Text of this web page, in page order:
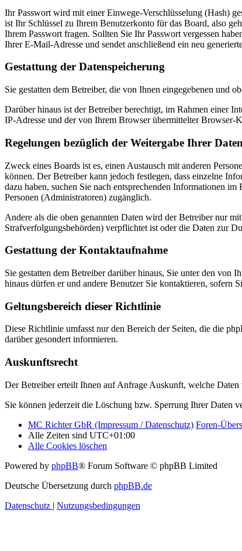
Ihr Passwort wird mit einer Einwege-Verschlüsselung (Hash)
ist Ihr Schlüssel zu Ihrem Benutzerkonto für das Board, also
Ihrem Passwort fragen. Sollten Sie Ihr Passwort vergessen
Ihrer E-Mail-Adresse und sendet anschließend ein neu
Gestattung der Datenspeicherung
Sie gestatten dem Betreiber, die von Ihnen eingegebenen und
Darüber hinaus ist der Betreiber berechtigt, im Rahmen einer
IP-Adresse und der von Ihrem Browser übermittelter Browser-
Regelungen bezüglich der Weitergabe Ihrer Daten
Zweck eines Boards ist es, einen Austausch mit anderen
können. Der Betreiber kann jedoch festlegen, dass einzelne
dazu haben, suchen Sie nach entsprechenden Informationen
Personen (Administratoren) zugänglich.
Andere als die oben genannten Daten wird der Betreiber nur
Strafverfolgungsbehörden) verpflichtet ist oder die Daten zur
Gestattung der Kontaktaufnahme
Sie gestatten dem Betreiber darüber hinaus, Sie unter den
hinaus dürfen er und andere Benutzer Sie kontaktieren, sofern
Geltungsbereich dieser Richtlinie
Diese Richtlinie umfasst nur den Bereich der Seiten, die die
darüber gesondert informieren.
Auskunftsrecht
Der Betreiber erteilt Ihnen auf Anfrage Auskunft, welche Daten
Sie können jederzeit die Löschung bzw. Sperrung Ihrer Daten
MC Richter GbR (Impressum / Datenschutz) Foren-
Alle Zeiten sind UTC+01:00
Alle Cookies löschen
Powered by phpBB® Forum Software © phpBB Limited
Deutsche Übersetzung durch phpBB.de
Datenschutz | Nutzungsbedingungen